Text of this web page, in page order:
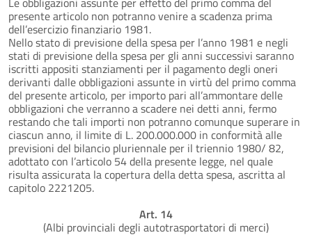
presente articolo non potranno venire a scadenza prima
dell’esercizio finanziario 1981.
Nello stato di previsione della spesa per l’anno 1981 e negli
stati di previsione della spesa per gli anni successivi saranno
iscritti appositi stanziamenti per il pagamento degli oneri
derivanti dalle obbligazioni assunte in virtù del primo comma
del presente articolo, per importo pari all’ammontare delle
obbligazioni che verranno a scadere nei detti anni, fermo
restando che tali importi non potranno comunque superare in
ciascun anno, il limite di L. 200.000.000 in conformità alle
previsioni del bilancio pluriennale per il triennio 1980/ 82,
adottato con l’articolo 54 della presente legge, nel quale
risulta assicurata la copertura della detta spesa, ascritta al
capitolo 2221205.
Art. 14
(Albi provinciali degli autotrasportatori di merci)